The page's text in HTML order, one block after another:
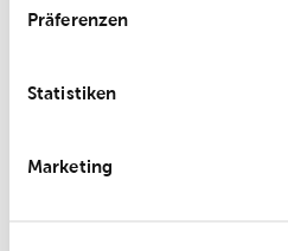
Präferenzen
Statistiken
Marketing